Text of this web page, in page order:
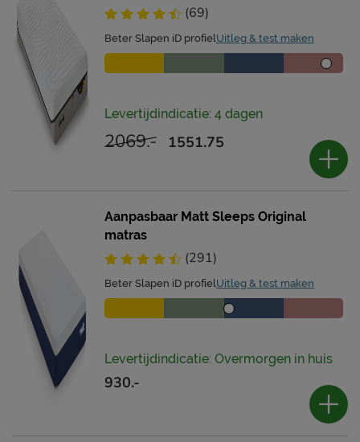
(69)
Beter Slapen iD profielUitleg & test maken
Levertijdindicatie: 4 dagen
2069.- 1551.75
Aanpasbaar Matt Sleeps Original
matras
(291)
Beter Slapen iD profielUitleg & test maken
Levertijdindicatie: Overmorgen in huis
930.-